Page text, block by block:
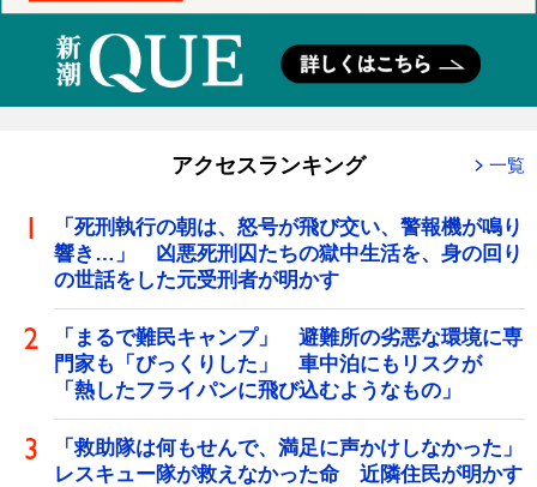
アクセスランキング 一覧
「死刑執行の朝は、怒号が飛び交い、警報機が鳴り
響き…」 凶悪死刑囚たちの獄中生活を、身の回り
の世話をした元受刑者が明かす
「まるで難民キャンプ」 避難所の劣悪な環境に専
門家も「びっくりした」 車中泊にもリスクが
「熱したフライパンに飛び込むようなもの」
「救助隊は何もせんで、満足に声かけしなかった」
レスキュー隊が救えなかった命 近隣住民が明かす